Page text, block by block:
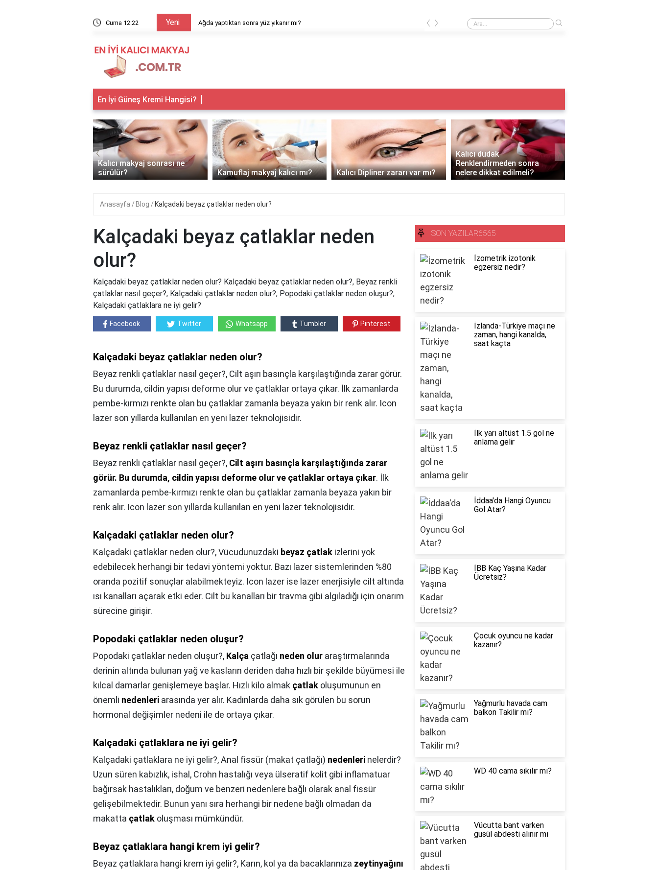
Cuma 12:22 Yeni Ağda yaptıktan sonra yüz yıkanır mı? Iple kaş alma acıtır mı?
‹ ›
En İyi Güneş Kremi Hangisi?
Kalıcı makyaj sonrası ne
sürülür?
Kamuflaj makyaj kalıcı mı? Kalıcı Dipliner zararı var mı?
Kalıcı dudak
Renklendirmeden sonra
nelere dikkat edilmeli?
‹ ›
Anasayfa Blog Kalçadaki beyaz çatlaklar neden olur?
Kalçadaki beyaz çatlaklar neden
olur?
Kalçadaki beyaz çatlaklar neden olur? Kalçadaki beyaz çatlaklar neden olur?, Beyaz renkli
çatlaklar nasıl geçer?, Kalçadaki çatlaklar neden olur?, Popodaki çatlaklar neden oluşur?,
Kalçadaki çatlaklara ne iyi gelir?
Facebook Twitter Whatsapp Tumbler Pinterest
Kalçadaki beyaz çatlaklar neden olur?
Beyaz renkli çatlaklar nasıl geçer?, Cilt aşırı basınçla karşılaştığında zarar görür.
Bu durumda, cildin yapısı deforme olur ve çatlaklar ortaya çıkar. İlk zamanlarda
pembe-kırmızı renkte olan bu çatlaklar zamanla beyaza yakın bir renk alır. Icon
lazer son yıllarda kullanılan en yeni lazer teknolojisidir.
Beyaz renkli çatlaklar nasıl geçer?
Beyaz renkli çatlaklar nasıl geçer?, Cilt aşırı basınçla karşılaştığında zarar
görür. Bu durumda, cildin yapısı deforme olur ve çatlaklar ortaya çıkar. İlk
zamanlarda pembe-kırmızı renkte olan bu çatlaklar zamanla beyaza yakın bir
renk alır. Icon lazer son yıllarda kullanılan en yeni lazer teknolojisidir.
Kalçadaki çatlaklar neden olur?
Kalçadaki çatlaklar neden olur?,Vücudunuzdaki beyaz çatlak izlerini yok
edebilecek herhangi bir tedavi yöntemi yoktur. Bazı lazer sistemlerinden %80
oranda pozitif sonuçlar alabilmekteyiz. Icon lazer ise lazer enerjisiyle cilt altında
ısı kanalları açarak etki eder. Cilt bu kanalları bir travma gibi algıladığı için onarım
sürecine girişir.
Popodaki çatlaklar neden oluşur?
Popodaki çatlaklar neden oluşur?, Kalça çatlağı neden olur araştırmalarında
derinin altında bulunan yağ ve kasların deriden daha hızlı bir şekilde büyümesi ile
kılcal damarlar genişlemeye başlar. Hızlı kilo almak çatlak oluşumunun en
önemli nedenleri arasında yer alır. Kadınlarda daha sık görülen bu sorun
hormonal değişimler nedeni ile de ortaya çıkar.
Kalçadaki çatlaklara ne iyi gelir?
Kalçadaki çatlaklara ne iyi gelir?,Anal fissür (makat çatlağı) nedenleri nelerdir?
Uzun süren kabızlık, ishal, Crohn hastalığı veya ülseratif kolit gibi inflamatuar
bağırsak hastalıkları, doğum ve benzeri nedenlere bağlı olarak anal fissür
gelişebilmektedir. Bunun yanı sıra herhangi bir nedene bağlı olmadan da
makatta çatlak oluşması mümkündür.
Beyaz çatlaklara hangi krem iyi gelir?
Beyaz çatlaklara hangi krem iyi gelir?, Karın, kol ya da bacaklarınıza zeytinyağını
SON YAZILAR6565
İzometrik izotonik
egzersiz nedir?
İzlanda-Türkiye maçı ne
zaman, hangi kanalda,
saat kaçta
İlk yarı altüst 1.5 gol ne
anlama gelir
İddaa'da Hangi Oyuncu
Gol Atar?
İBB Kaç Yaşına Kadar
Ücretsiz?
Çocuk oyuncu ne kadar
kazanır?
Yağmurlu havada cam
balkon Takilir mı?
WD 40 cama sıkılır mı?
Vücutta bant varken
gusül abdesti alınır mı